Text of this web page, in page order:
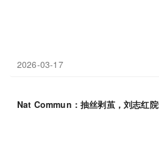
2026-03-17
Nat Commun：抽丝剥茧，刘志红